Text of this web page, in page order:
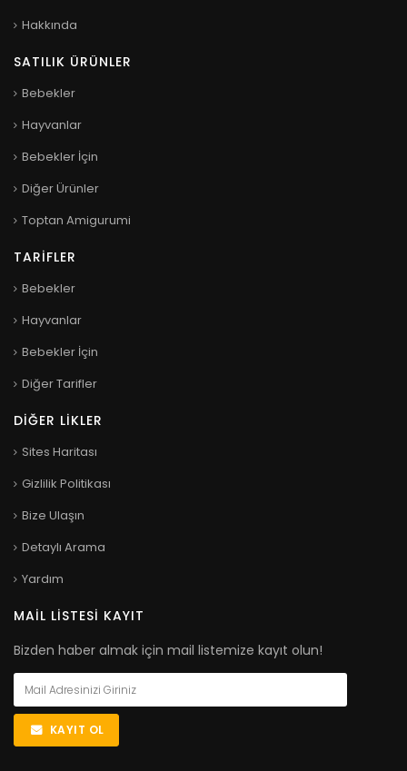
Hakkında
SATILIK ÜRÜNLER
Bebekler
Hayvanlar
Bebekler İçin
Diğer Ürünler
Toptan Amigurumi
TARIFLER
Bebekler
Hayvanlar
Bebekler İçin
Diğer Tarifler
DIĞER LIKLER
Sites Haritası
Gizlilik Politikası
Bize Ulaşın
Detaylı Arama
Yardım
MAIL LISTESI KAYIT
Bizden haber almak için mail listemize kayıt olun!
KAYIT OL